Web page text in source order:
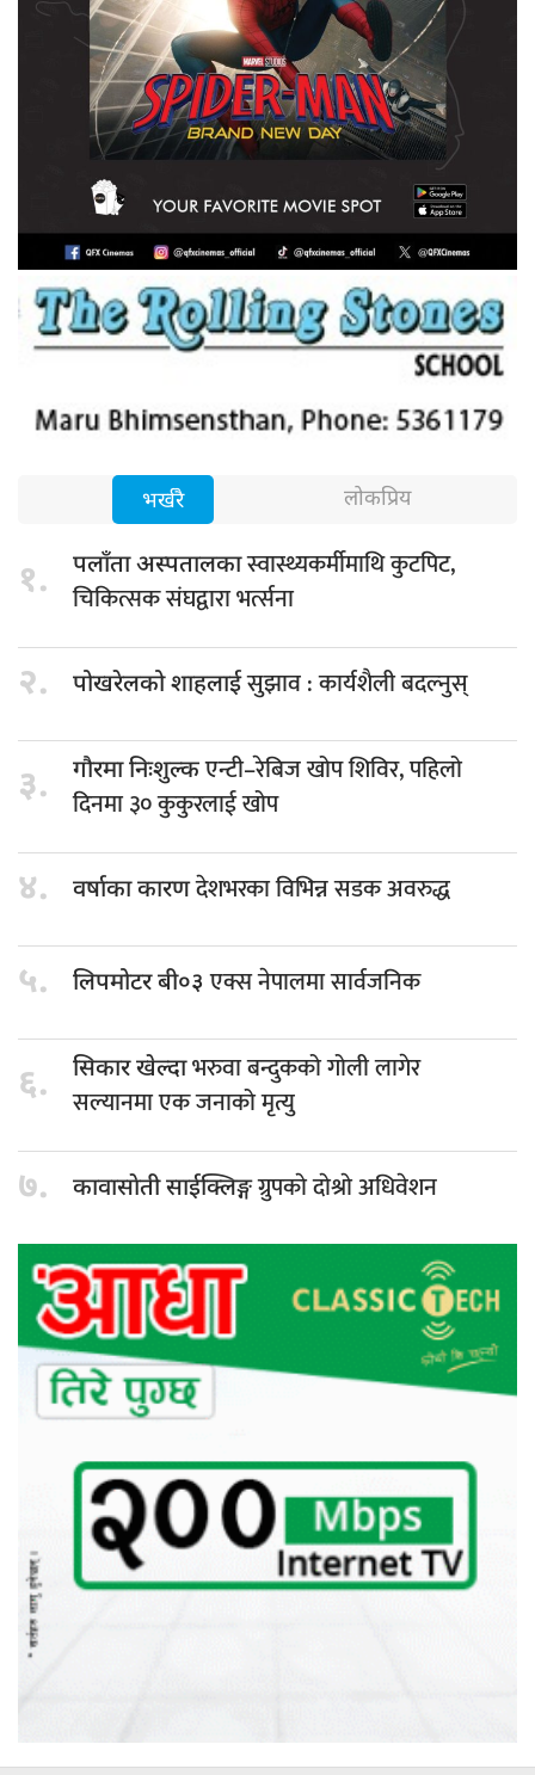
भर्खरै लोकप्रिय
१. पलाँता अस्पतालकास्वास्थ्यकर्मीमाथि कुटपिट,
चिकित्सक संघद्वारा भर्त्सना
२. पोखरेलको शाहलाईसुझाव : कार्यशैली बदल्नुस्
३. गौरमा निःशुल्कएन्टी–रेबिज खोप शिविर, पहिलो
दिनमा ३० कुकुरलाई खोप
४. वर्षाका कारणदेशभरका विभिन्न सडक अवरुद्ध
५. लिपमोटर बी०३एक्स नेपालमा सार्वजनिक
६. सिकार खेल्दाभरुवा बन्दुकको गोली लागेर
सल्यानमा एक जनाको मृत्यु
७. कावासाेती साईक्लिङ्गग्रुपकाे दाेश्राे अधिवेशन